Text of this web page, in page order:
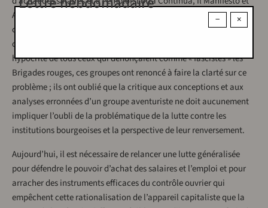
Avanguardia Operaia ont par contre, sousestimé la
compréhension que la classe ouvrière avait de la portée politique
d’ensem­ ble de l’affrontement. En s’unissant au choeur légalisé et
hypocrite de tous ceux qui dénonçaient comme « fascistes » les
Brigades rouges, ces groupes ont renoncé à faire la clarté sur ce
problème ; ils ont oublié que la critique aux conceptions et aux
analyses erronnées d’un groupe aventuriste ne doit aucunement
impliquer l’oubli de la problématique de la lutte contre les
institutions bourgeoises et la perspective de leur renversement.
Aujourd’hui, il est nécessaire de relancer une lutte généralisée
pour défendre le pouvoir d’achat des salaires et l’emploi et pour
arracher des instruments efficaces du contrôle ouvrier qui
empêchent cette rationalisation de l’appareil capitaliste que la
×
−